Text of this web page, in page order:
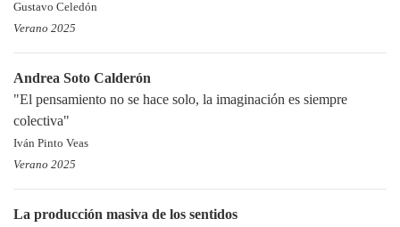
Gustavo Celedón
Verano 2025
Andrea Soto Calderón
"El pensamiento no se hace solo, la imaginación es siempre
colectiva"
Iván Pinto Veas
Verano 2025
La producción masiva de los sentidos